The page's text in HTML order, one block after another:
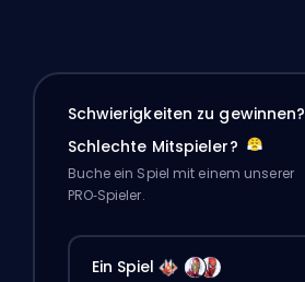
Schwierigkeiten zu gewinnen?
Schlechte Mitspieler?
Buche ein Spiel mit einem unserer
PRO‑Spieler.
Ein Spiel